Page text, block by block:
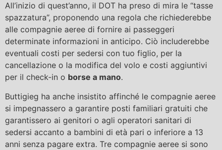
All’inizio di quest’anno, il DOT ha preso di mira le “tasse
spazzatura”, proponendo una regola che richiederebbe
alle compagnie aeree di fornire ai passeggeri
determinate informazioni in anticipo. Ciò includerebbe
eventuali costi per sedersi con tuo figlio, per la
cancellazione o la modifica del volo e costi aggiuntivi
per il check-in o borse a mano.
Buttigieg ha anche insistito affinché le compagnie aeree
si impegnassero a garantire posti familiari gratuiti che
garantissero ai genitori o agli operatori sanitari di
sedersi accanto a bambini di età pari o inferiore a 13
anni senza pagare extra. Tre compagnie aeree si sono